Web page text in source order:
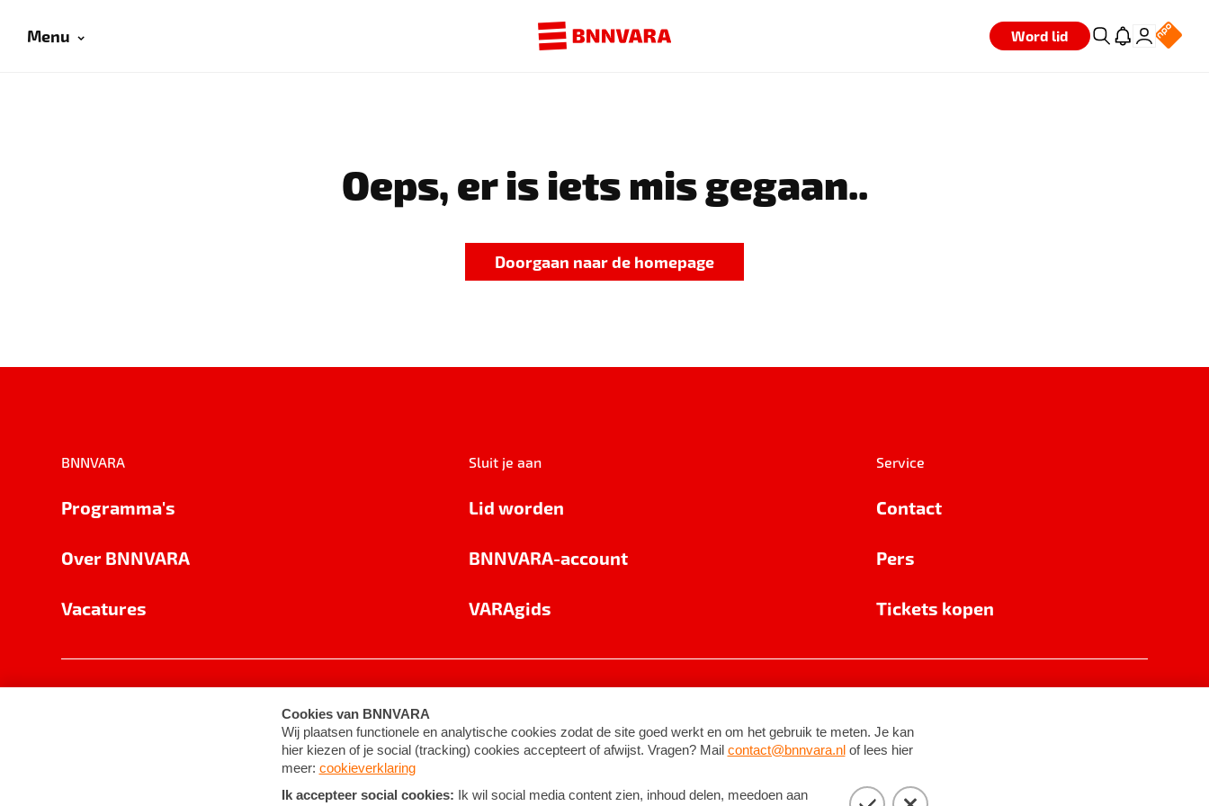
Menu Word lid
Oeps, er is iets mis gegaan..
Doorgaan naar de homepage
BNNVARA
Programma's
Over BNNVARA
Vacatures
Sluit je aan
Lid worden
BNNVARA-account
VARAgids
Service
Contact
Pers
Tickets kopen
Cookie-instellingen Algemene voorwaarden ©2026BNNVARA